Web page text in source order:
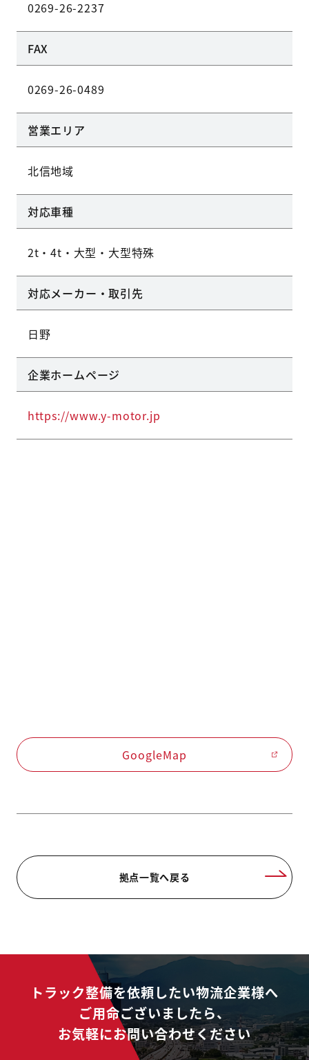
0269-26-2237
FAX
0269-26-0489
営業エリア
北信地域
対応車種
2t・4t・大型・大型特殊
対応メーカー・取引先
日野
企業ホームページ
https://www.y-motor.jp
GoogleMap
拠点一覧へ戻る
トラック整備を依頼したい物流企業様へ
ご用命ございましたら、
お気軽にお問い合わせください